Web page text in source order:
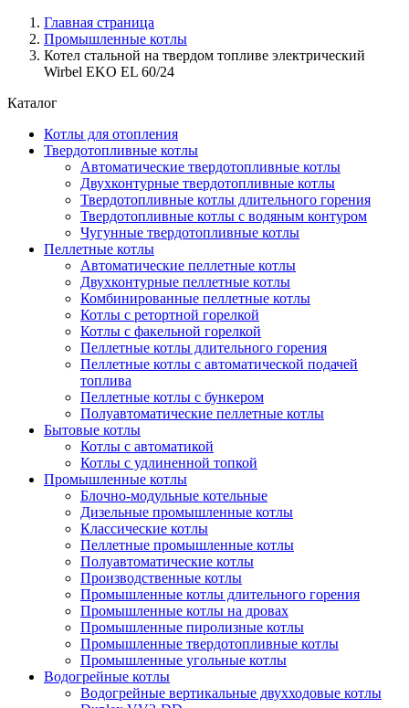
Главная страница
Промышленные котлы
Котел стальной на твердом топливе электрический
Wirbel EKO EL 60/24
Каталог
Котлы для отопления
Твердотопливные котлы
Автоматические твердотопливные котлы
Двухконтурные твердотопливные котлы
Твердотопливные котлы длительного горения
Твердотопливные котлы с водяным контуром
Чугунные твердотопливные котлы
Пеллетные котлы
Автоматические пеллетные котлы
Двухконтурные пеллетные котлы
Комбинированные пеллетные котлы
Котлы с ретортной горелкой
Котлы с факельной горелкой
Пеллетные котлы длительного горения
Пеллетные котлы с автоматической подачей
топлива
Пеллетные котлы с бункером
Полуавтоматические пеллетные котлы
Бытовые котлы
Котлы с автоматикой
Котлы с удлиненной топкой
Промышленные котлы
Блочно-модульные котельные
Дизельные промышленные котлы
Классические котлы
Пеллетные промышленные котлы
Полуавтоматические котлы
Производственные котлы
Промышленные котлы длительного горения
Промышленные котлы на дровах
Промышленные пиролизные котлы
Промышленные твердотопливные котлы
Промышленные угольные котлы
Водогрейные котлы
Водогрейные вертикальные двухходовые котлы